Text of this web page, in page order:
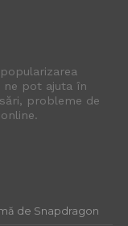
ne pot ajuta în
probleme de
de Snapdragon